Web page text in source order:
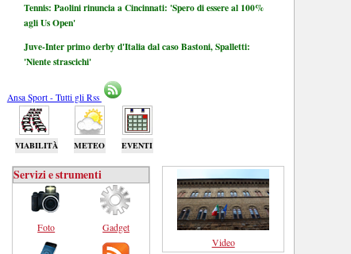
Tennis: Paolini rinuncia a Cincinnati: 'Spero di essere al 100%
agli Us Open'
Juve-Inter primo derby d'Italia dal caso Bastoni, Spalletti:
'Niente strascichi'
Ansa Sport - Tutti gli Rss
VIABILITÀ METEO EVENTI
Servizi e strumenti
Foto Gadget
Video